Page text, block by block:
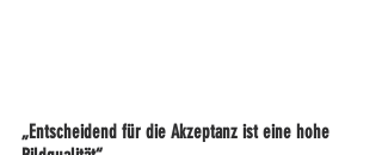
„Entscheidend für die Akzeptanz ist eine hohe